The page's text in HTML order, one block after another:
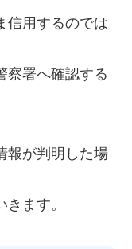
信用するのでは
察署へ確認する
報が判明した場
ます。